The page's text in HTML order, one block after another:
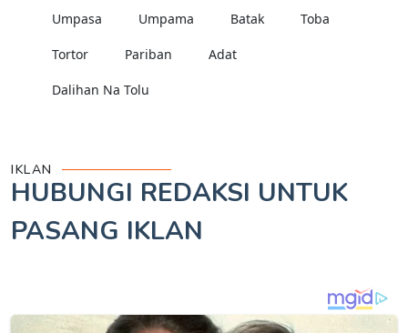
Umpasa Umpama Batak Toba
Tortor Pariban Adat
Dalihan Na Tolu
IKLAN
HUBUNGI REDAKSI UNTUK
PASANG IKLAN